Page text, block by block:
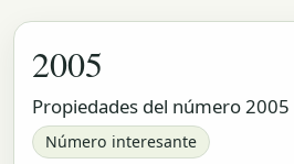
2005
Propiedades del número 2005
Número interesante